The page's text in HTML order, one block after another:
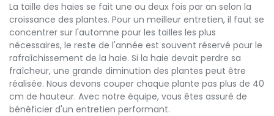
La taille des haies se fait une ou deux fois par an selon la
croissance des plantes. Pour un meilleur entretien, il faut se
concentrer sur l'automne pour les tailles les plus
nécessaires, le reste de l'année est souvent réservé pour le
rafraîchissement de la haie. Si la haie devait perdre sa
fraîcheur, une grande diminution des plantes peut être
réalisée. Nous devons couper chaque plante pas plus de 40
cm de hauteur. Avec notre équipe, vous êtes assuré de
bénéficier d'un entretien performant.